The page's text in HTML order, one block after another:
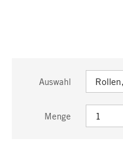
Auswahl
Menge